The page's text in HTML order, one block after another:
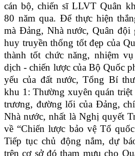
cán bộ, chiến sĩ LLVT Quân
80 năm qua. Để thực hiện
mà Đảng, Nhà nước, Quân đội
huy truyền thống tốt đẹp của
thành tốt chức năng, nhiệm
dịch - chiến lược của Bộ Quốc
yếu của đất nước, Tổng Bí
khu 1: Thường xuyên quán triệt
trương, đường lối của Đảng,
Nhà nước, nhất là Nghị quyết
về “Chiến lược bảo vệ Tổ
Tiếp tục chủ động nắm, dự
trên cơ sở đó tham mưu cho